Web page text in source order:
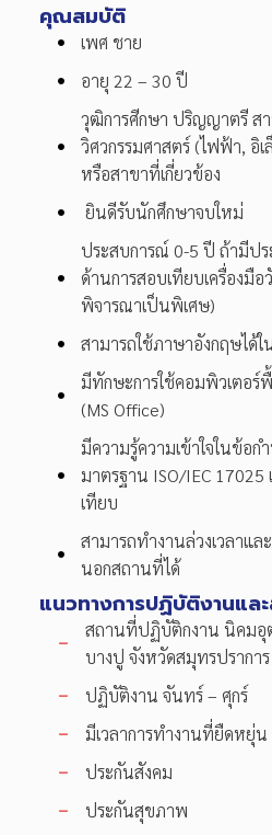
คุณสมบัติ
เพศ ชาย
อายุ 22 – 30 ปี
วุฒิการศีกษา ปริญญาตรี ส
วิศวกรรมศาสตร์ (ไฟฟ้า, อิ
หรือสาขาที่เกี่ยวข้อง
ยินดีรับนักศึกษาจบใหม่
ประสบการณ์ 0-5 ปี ถ้ามีป
ด้านการสอบเทียบเครื่องมือ
พิจารณาเป็นพิเศษ)
สามารถใช้ภาษาอังกฤษได้ใ
มีทักษะการใช้คอมพิวเตอร์
(MS Office)
มีความรู้ความเข้าใจในข้อก
มาตรฐาน ISO/IEC 17025
เทียบ
สามารถทำงานล่วงเวลาแ
นอกสถานที่ได้
แนวทางการปฏิบัติงานแล
สถานที่ปฏิบัติกงาน นิคมอุ
บางปู จังหวัดสมุทรปราการ
ปฏิบัติงาน จันทร์ – ศุกร์
มีเวลาการทำงานที่ยืดหยุ่น
ประกันสังคม
ประกันสุขภาพ